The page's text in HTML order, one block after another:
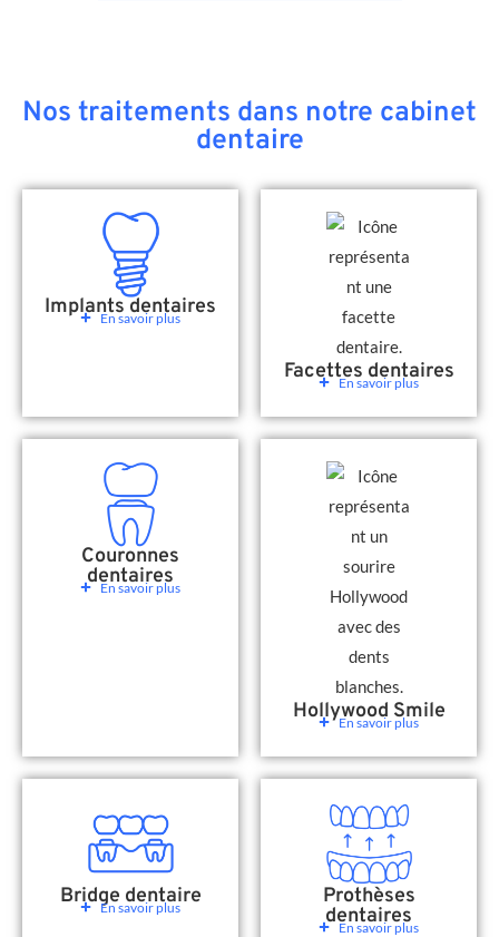
Nos traitements dans notre cabinet
dentaire
Implants dentaires
En savoir plus
Facettes dentaires
En savoir plus
Couronnes
dentaires
En savoir plus
Hollywood Smile
En savoir plus
Bridge dentaire
En savoir plus Prothèses
dentaires
En savoir plus